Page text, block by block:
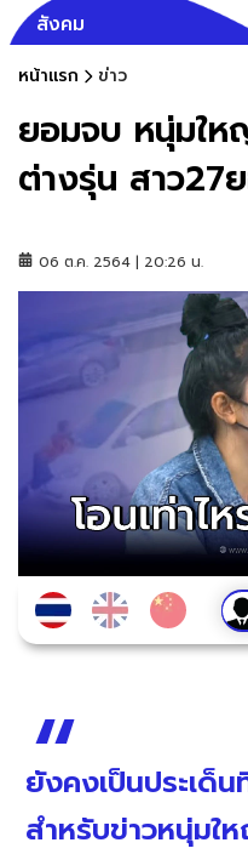
สังคม
หน้าแรก ข่าว
ยอมจบ หนุ่มใ
ต่างรุ่น สาว27
06 ต.ค. 2564 | 20:26 น.
ยังคงเป็นประเด็
สำหรับข่าวหนุ่มใ